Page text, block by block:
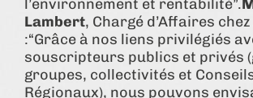
l’environnement et rentabilité”.
Lambert, Chargé d’Affaires
:“Grâce à nos liens privilégiés
souscripteurs publics et privés
groupes, collectivités et
Régionaux), nous pouvons